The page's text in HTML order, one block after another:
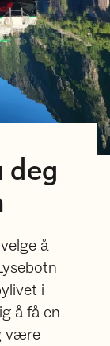
deg
å
i
å få en
være